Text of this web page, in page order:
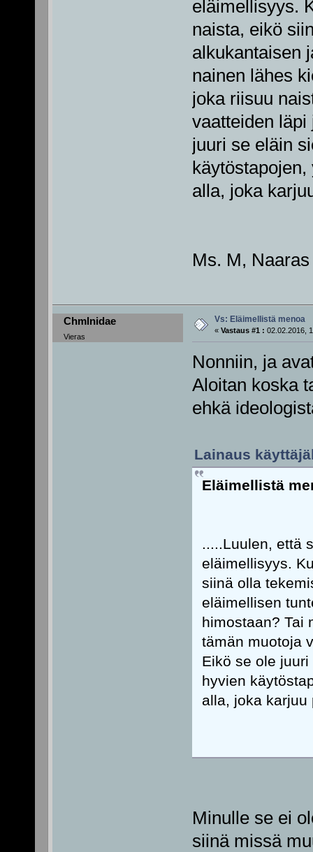
eläimellisyys.
naista, eikö
alkukantaisen
nainen lähes
joka riisuu
vaatteiden
juuri se eläin
alla, joka
Ms. M, Naaras
Chmlnidae
Vieras
Vs: Eläimellistä menoa
« Vastaus #1 : 02.02.2016,
Nonniin, ja
Aloitan koska
ehkä
Lainaus
Eläimellistä
.....Luulen, että
eläimellisyys.
siinä olla
eläimellisen
himostaan? Tai
tämän muotoja
Eikö se ole
hyvien
alla, joka karjuu
Minulle se ei
siinä missä